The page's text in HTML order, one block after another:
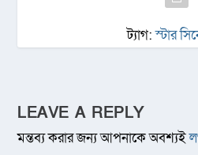
ট্যাগ:স্টার
LEAVE A REPLY
মন্তব্য করার জন্য আপনাকে অবশ্যই